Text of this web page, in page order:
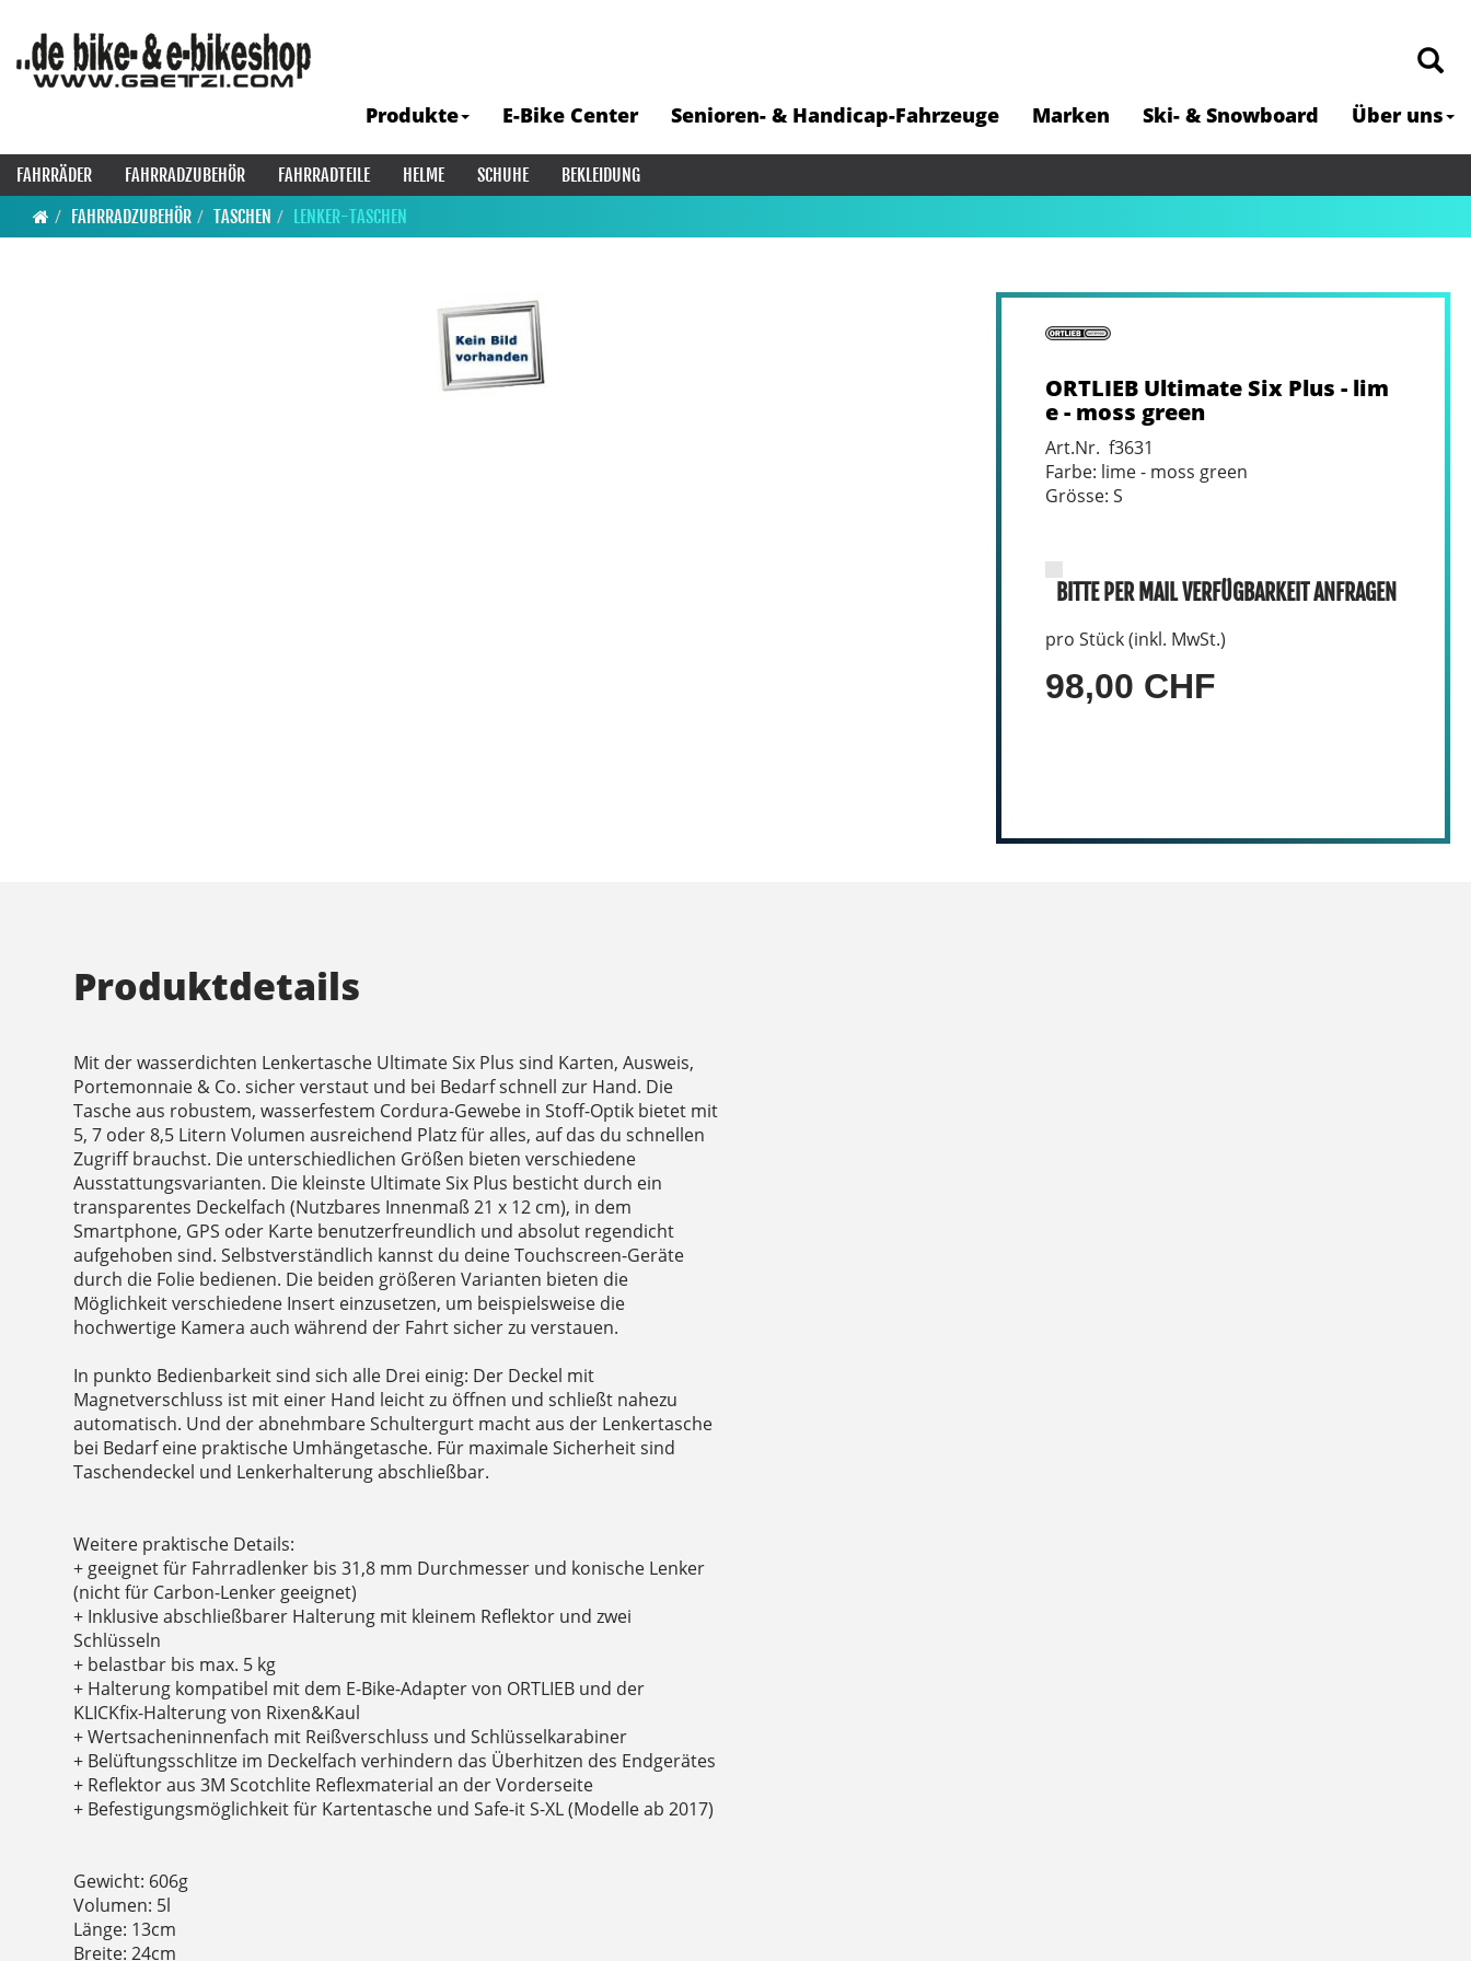
Produkte E-Bike Center Senioren- & Handicap-Fahrzeuge Marken Ski- & Snowboard Über uns
FAHRRÄDER FAHRRADZUBEHÖR FAHRRADTEILE HELME SCHUHE
BEKLEIDUNG
FAHRRADZUBEHÖR
TASCHEN LENKER-TASCHEN
ORTLIEB Ultimate Six Plus - lim
e - moss green
Art.Nr. f3631
Farbe: lime - moss green
Grösse: S
BITTE PER MAIL VERFÜGBARKEIT ANFRAGEN
pro Stück (inkl. MwSt.)
98,00 CHF
Produktdetails
Mit der wasserdichten Lenkertasche Ultimate Six Plus sind Karten, Ausweis,
Portemonnaie & Co. sicher verstaut und bei Bedarf schnell zur Hand. Die
Tasche aus robustem, wasserfestem Cordura-Gewebe in Stoff-Optik bietet mit
5, 7 oder 8,5 Litern Volumen ausreichend Platz für alles, auf das du schnellen
Zugriff brauchst. Die unterschiedlichen Größen bieten verschiedene
Ausstattungsvarianten. Die kleinste Ultimate Six Plus besticht durch ein
transparentes Deckelfach (Nutzbares Innenmaß 21 x 12 cm), in dem
Smartphone, GPS oder Karte benutzerfreundlich und absolut regendicht
aufgehoben sind. Selbstverständlich kannst du deine Touchscreen-Geräte
durch die Folie bedienen. Die beiden größeren Varianten bieten die
Möglichkeit verschiedene Insert einzusetzen, um beispielsweise die
hochwertige Kamera auch während der Fahrt sicher zu verstauen.
In punkto Bedienbarkeit sind sich alle Drei einig: Der Deckel mit
Magnetverschluss ist mit einer Hand leicht zu öffnen und schließt nahezu
automatisch. Und der abnehmbare Schultergurt macht aus der Lenkertasche
bei Bedarf eine praktische Umhängetasche. Für maximale Sicherheit sind
Taschendeckel und Lenkerhalterung abschließbar.
Weitere praktische Details:
+ geeignet für Fahrradlenker bis 31,8 mm Durchmesser und konische Lenker
(nicht für Carbon-Lenker geeignet)
+ Inklusive abschließbarer Halterung mit kleinem Reflektor und zwei
Schlüsseln
+ belastbar bis max. 5 kg
+ Halterung kompatibel mit dem E-Bike-Adapter von ORTLIEB und der
KLICKfix-Halterung von Rixen&Kaul
+ Wertsacheninnenfach mit Reißverschluss und Schlüsselkarabiner
+ Belüftungsschlitze im Deckelfach verhindern das Überhitzen des Endgerätes
+ Reflektor aus 3M Scotchlite Reflexmaterial an der Vorderseite
+ Befestigungsmöglichkeit für Kartentasche und Safe-it S-XL (Modelle ab 2017)
Gewicht: 606g
Volumen: 5l
Länge: 13cm
Breite: 24cm